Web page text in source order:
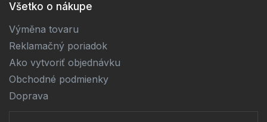
Všetko o nákupe
Výměna tovaru
Reklamačný poriadok
Ako vytvoriť objednávku
Obchodné podmienky
Doprava